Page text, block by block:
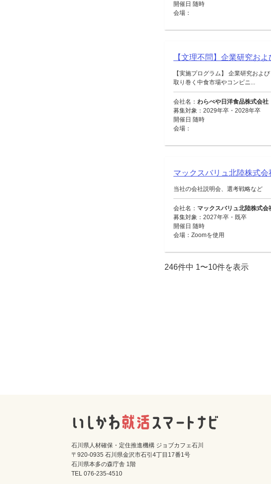
開催日 随時
会場：
【文理不問】企業研究お
【実施プログラム】 企業研究およ
取り巻く中食市場やコンビニ...
会社名： わらべや日洋食品株式会社
募集対象：2029年卒・2028年卒
開催日 随時
会場：
マックスバリュ北陸株
当社の会社説明会、選考戦略など
会社名： マックスバリュ北陸株式会
募集対象：2027年卒・既卒
開催日 随時
会場：Zoomを使用
246件中 1〜10件を表示
石川県人材確保・定住推進機構 ジョブカフェ石川
〒920-0935 石川県金沢市石引4丁目17番1号
石川県本多の森庁舎 1階
TEL 076-235-4510